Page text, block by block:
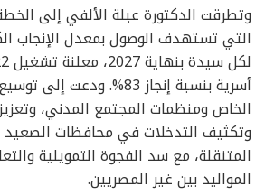
وتطرقت الدكتورة عبلة الألفي إلى الخطة
أسرية بنسبة إنجاز 83%.
الخاص ومنظمات المجتمع المدني، وتعزيز
وتكثيف التدخلات في محافظات الصعيد
المتنقلة، مع سد الفجوة التمويلية
المواليد بين غير المصريين.